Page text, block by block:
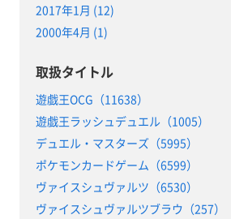
2017年1月 (12)
2000年4月 (1)
取扱タイトル
遊戯王OCG（11638）
遊戯王ラッシュデュエル（1005）
デュエル・マスターズ（5995）
ポケモンカードゲーム（6599）
ヴァイスシュヴァルツ（6530）
ヴァイスシュヴァルツブラウ（257）